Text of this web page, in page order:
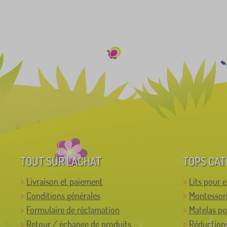
TOUT SUR L'ACHAT
Livraison et paiement
Conditions générales
Formulaire de réclamation
Retour / échange de produits
TOPS
Lits pour
Montessori
Matelas